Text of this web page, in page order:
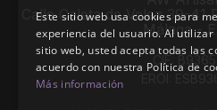
Calle Caleta de Velez 39-
Málaga -
CIF:
Este sitio web usa cookies para
experiencia del usuario. Al utilizar
sitio web, usted acepta todas las
acuerdo con nuestra Política de
Más información